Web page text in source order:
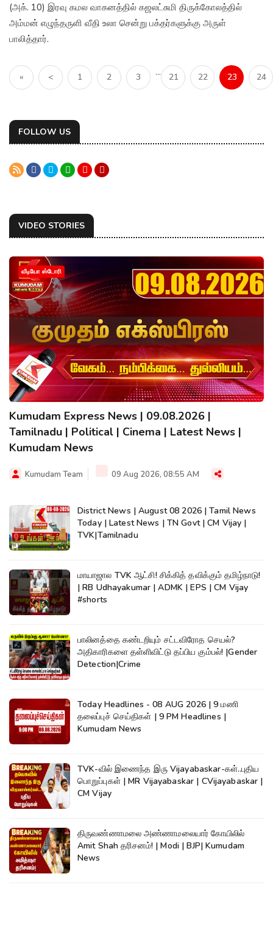
(அக். 10) இரவு கமல வாகனத்தில் கஜலட்சுமி திருக்கோலத்தில்
அம்மன் எழுந்தருளி வீதி உலா சென்று பக்தர்களுக்கு அருள்
பாலித்தார்.
« < 1 2 3 ... 21 22 23 24
FOLLOW US
VIDEO STORIES
வீடியோ ஸ்டோரி
Kumudam Express News | 09.08.2026 |
Tamilnadu | Political | Cinema | Latest News |
Kumudam News
Kumudam Team 09 Aug 2026, 08:55 AM
District News | August 08 2026 | Tamil News
Today | Latest News | TN Govt | CM Vijay |
TVK|Tamilnadu
மாயாஜால TVK ஆட்சி! சிக்கித் தவிக்கும் தமிழ்நாடு!
| RB Udhayakumar | ADMK | EPS | CM Vijay
#shorts
பாலினத்தை கண்டறியும் சட்டவிரோத செயல்?
அதிகாரிகளை தள்ளிவிட்டு தப்பிய கும்பல்! |Gender
Detection|Crime
Today Headlines - 08 AUG 2026 | 9 மணி
தலைப்புச் செய்திகள் | 9 PM Headlines |
Kumudam News
TVK-வில் இணைந்த இரு Vijayabaskar-கள்..புதிய
பொறுப்புகள் | MR Vijayabaskar | CVijayabaskar |
CM Vijay
திருவண்ணாமலை அண்ணாமலையார் கோயிலில்
Amit Shah தரிசனம்! | Modi | BJP| Kumudam
News